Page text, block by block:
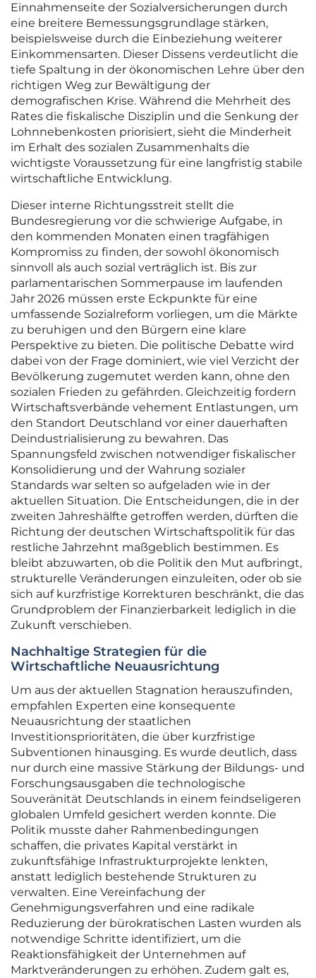
Einnahmenseite der Sozialversicherungen durch
eine breitere Bemessungsgrundlage stärken,
beispielsweise durch die Einbeziehung weiterer
Einkommensarten. Dieser Dissens verdeutlicht die
tiefe Spaltung in der ökonomischen Lehre über den
richtigen Weg zur Bewältigung der
demografischen Krise. Während die Mehrheit des
Rates die fiskalische Disziplin und die Senkung der
Lohnnebenkosten priorisiert, sieht die Minderheit
im Erhalt des sozialen Zusammenhalts die
wichtigste Voraussetzung für eine langfristig stabile
wirtschaftliche Entwicklung.
Dieser interne Richtungsstreit stellt die
Bundesregierung vor die schwierige Aufgabe, in
den kommenden Monaten einen tragfähigen
Kompromiss zu finden, der sowohl ökonomisch
sinnvoll als auch sozial verträglich ist. Bis zur
parlamentarischen Sommerpause im laufenden
Jahr 2026 müssen erste Eckpunkte für eine
umfassende Sozialreform vorliegen, um die Märkte
zu beruhigen und den Bürgern eine klare
Perspektive zu bieten. Die politische Debatte wird
dabei von der Frage dominiert, wie viel Verzicht der
Bevölkerung zugemutet werden kann, ohne den
sozialen Frieden zu gefährden. Gleichzeitig fordern
Wirtschaftsverbände vehement Entlastungen, um
den Standort Deutschland vor einer dauerhaften
Deindustrialisierung zu bewahren. Das
Spannungsfeld zwischen notwendiger fiskalischer
Konsolidierung und der Wahrung sozialer
Standards war selten so aufgeladen wie in der
aktuellen Situation. Die Entscheidungen, die in der
zweiten Jahreshälfte getroffen werden, dürften die
Richtung der deutschen Wirtschaftspolitik für das
restliche Jahrzehnt maßgeblich bestimmen. Es
bleibt abzuwarten, ob die Politik den Mut aufbringt,
strukturelle Veränderungen einzuleiten, oder ob sie
sich auf kurzfristige Korrekturen beschränkt, die das
Grundproblem der Finanzierbarkeit lediglich in die
Zukunft verschieben.
Nachhaltige Strategien für die
Wirtschaftliche Neuausrichtung
Um aus der aktuellen Stagnation herauszufinden,
empfahlen Experten eine konsequente
Neuausrichtung der staatlichen
Investitionsprioritäten, die über kurzfristige
Subventionen hinausging. Es wurde deutlich, dass
nur durch eine massive Stärkung der Bildungs- und
Forschungsausgaben die technologische
Souveränität Deutschlands in einem feindseligeren
globalen Umfeld gesichert werden konnte. Die
Politik musste daher Rahmenbedingungen
schaffen, die privates Kapital verstärkt in
zukunftsfähige Infrastrukturprojekte lenkten,
anstatt lediglich bestehende Strukturen zu
verwalten. Eine Vereinfachung der
Genehmigungsverfahren und eine radikale
Reduzierung der bürokratischen Lasten wurden als
notwendige Schritte identifiziert, um die
Reaktionsfähigkeit der Unternehmen auf
Marktveränderungen zu erhöhen. Zudem galt es,